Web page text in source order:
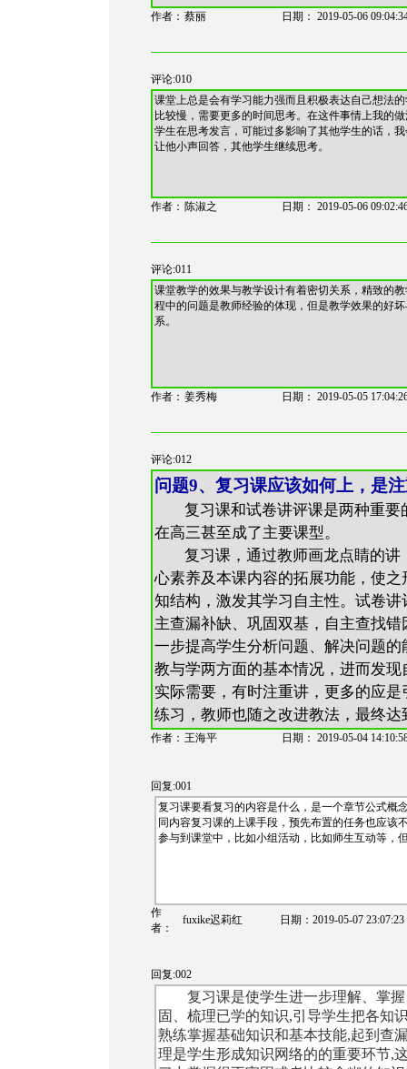
作者： 蔡丽 日期： 2019-05-06
评论:010
课堂上总是会有学习能力强而且积极表达自己想法
比较慢，需要更多的时间思考。在这件事情上我的
学生在思考发言，可能过多影响了其他学生的话，
让他小声回答，其他学生继续思考。
作者： 陈淑之 日期： 2019-05-06
评论:011
课堂教学的效果与教学设计有着密切关系，精致的
程中的问题是教师经验的体现，但是教学效果的好
系。
作者： 姜秀梅 日期： 2019-05-05
评论:012
问题9、复习课应该如何上，是
复习课和试卷讲评课是两种重
在高三甚至成了主要课型。
复习课，通过教师画龙点睛的
心素养及本课内容的拓展功能，使
知结构，激发其学习自主性。试卷
主查漏补缺、巩固双基，自主查找
一步提高学生分析问题、解决问题
教与学两方面的基本情况，进而发
实际需要，有时注重讲，更多的应
练习，教师也随之改进教法，最终
作者： 王海平 日期： 2019-05-04
回复:001
复习课要看复习的内容是什么，是一个章节公式概
同内容复习课的上课手段，预先布置的任务也应该
参与到课堂中，比如小组活动，比如师生互动等，
作
者：
fuxike迟莉红 日期： 2019-05-07 23:07:23
回复:002
复习课是使学生进一步理解、掌
固、梳理已学的知识,引导学生把各知
熟练掌握基础知识和基本技能,起到查
理是学生形成知识网络的的重要环节,